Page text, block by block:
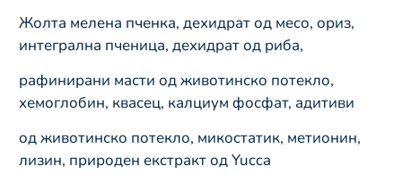
Жолта мелена пченка, дехидрат од месо, ориз,
интегрална пченица, дехидрат од риба,
рафинирани масти од животинско потекло,
хемоглобин, квасец, калциум фосфат, адитиви
од животинско потекло, микостатик, метионин,
лизин, природен екстракт од Yucca